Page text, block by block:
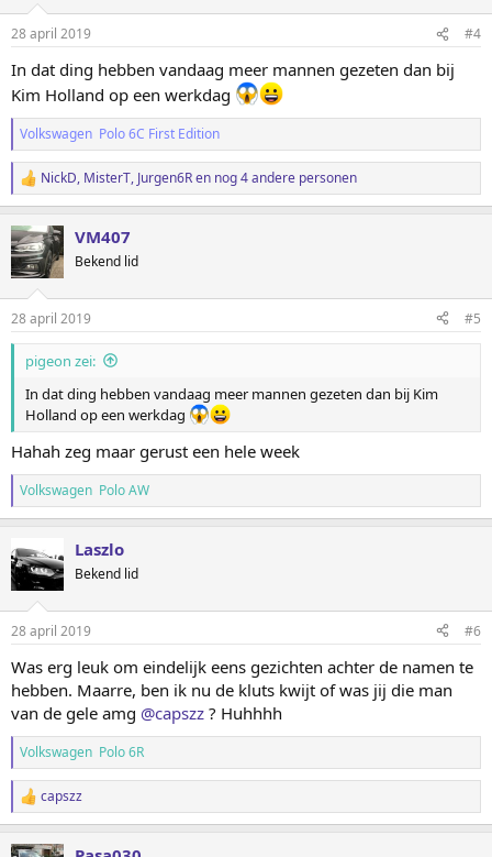
28 april 2019 #4
In dat ding hebben vandaag meer mannen gezeten dan bij
Kim Holland op een werkdag
Volkswagen Polo 6C First Edition
W
a
r
d
e
n
g
NickD, MisterT, Jurgen6Ren nog 4 andere personen
VM407
Bekend lid
28 april 2019 #5
pigeon zei:
In dat ding hebben vandaag meer mannen gezeten dan bij Kim
Holland op een werkdag
Hahah zeg maar gerust een hele week
Volkswagen Polo AW
Laszlo
Bekend lid
28 april 2019 #6
Was erg leuk om eindelijk eens gezichten achter de namen te
hebben. Maarre, ben ik nu de kluts kwijt of was jij die man
van de gele amg @capszz ? Huhhhh
Volkswagen Polo 6R
W
a
capszz